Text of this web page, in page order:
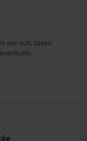
par nuit, taxes